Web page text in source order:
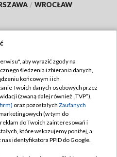
/ WROCŁAW
TVP
TVP
prywatności
zgody
Pomoc
aby wyrazić zgody na
śledzenia i zbierania danych,
końcowym i ich
Twoich danych osobowych przez
(zwaną dalej również „TVP”),
oraz pozostałych Zaufanych
(w tym do
do Twoich zainteresowań i
które wskazujemy poniżej, a
identyfikatora PPID do Google.